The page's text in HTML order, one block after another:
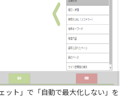
ット」で「自動で最大化しない」を